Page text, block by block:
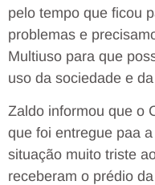
pelo tempo que ficou
problemas e
Multiuso para que
uso da sociedade e
Zaldo informou que o
que foi entregue paa
situação muito triste
receberam o prédio